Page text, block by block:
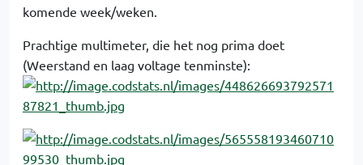
komende week/weken.
Prachtige multimeter, die het nog prima doet
(Weerstand en laag voltage tenminste):